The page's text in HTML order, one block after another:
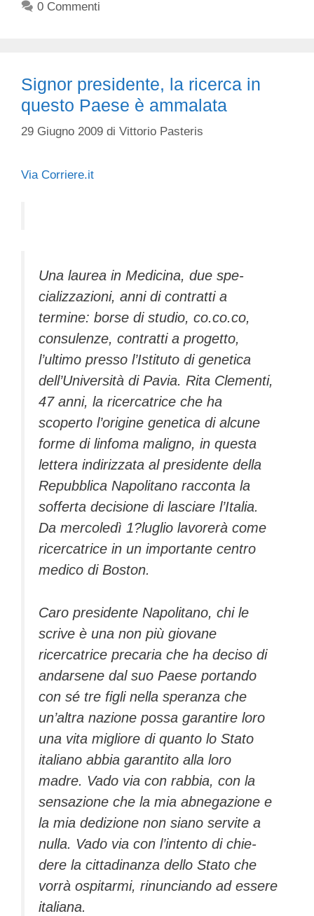
0 Commenti
Signor presidente, la ricerca in
questo Paese è ammalata
29 Giugno 2009 di Vittorio Pasteris
Via Corriere.it
Una laurea in Medicina, due spe­
cializzazioni, anni di contratti a
termine: borse di studio, co.co.co,
consulenze, contratti a progetto,
l’ultimo presso l’Istituto di geneti­ca
dell’Università di Pavia. Rita Cle­menti,
47 anni, la ricercatrice che ha
scoperto l’origi­ne genetica di alcune
forme di lin­foma maligno, in questa
lettera in­dirizzata al presidente della
Re­pubblica Napolitano racconta la
sofferta decisione di lasciare l’Ita­lia.
Da mercoledì 1?luglio lavorerà come
ricercatrice in un importan­te centro
medico di Boston.
Caro presidente Napolitano, chi le
scrive è una non più giovane
ricercatrice precaria che ha deciso di
andarsene dal suo Paese portando
con sé tre figli nella speranza che
un’altra nazione possa garantire loro
una vita migliore di quanto lo Stato
italiano abbia garantito al­la loro
madre. Vado via con rab­bia, con la
sensazione che la mia abnegazione e
la mia dedi­zione non siano servite a
nulla. Vado via con l’intento di chie­
dere la cittadinanza dello Stato che
vorrà ospitarmi, rinuncian­do ad essere
italiana.